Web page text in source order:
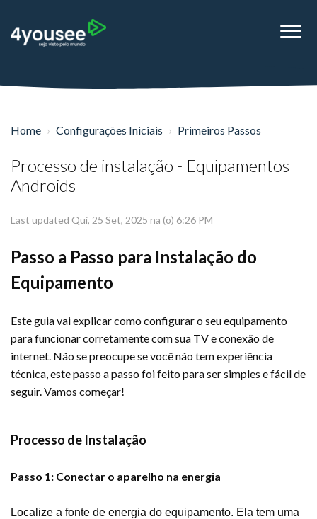
Home Configurações Iniciais Primeiros Passos
Processo de instalação - Equipamentos
Androids
Last updated Qui, 25 Set, 2025 na (o) 6:26 PM
Passo a Passo para Instalação do
Equipamento
Este guia vai explicar como configurar o seu equipamento
para funcionar corretamente com sua TV e conexão de
internet. Não se preocupe se você não tem experiência
técnica, este passo a passo foi feito para ser simples e fácil de
seguir. Vamos começar!
Processo de Instalação
Passo 1: Conectar o aparelho na energia
Localize a fonte de energia do equipamento. Ela tem uma